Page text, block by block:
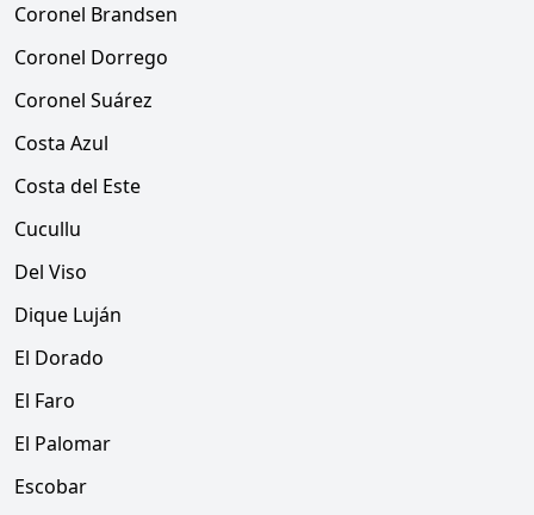
Coronel Brandsen
Coronel Dorrego
Coronel Suárez
Costa Azul
Costa del Este
Cucullu
Del Viso
Dique Luján
El Dorado
El Faro
El Palomar
Escobar